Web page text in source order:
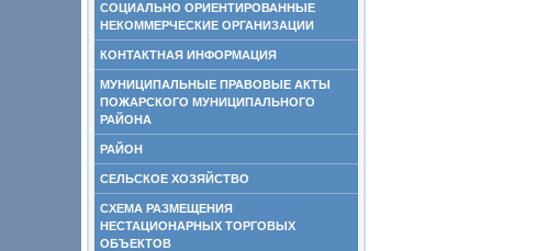
СОЦИАЛЬНО ОРИЕНТИРОВАННЫЕ
НЕКОММЕРЧЕСКИЕ ОРГАНИЗАЦИИ
КОНТАКТНАЯ ИНФОРМАЦИЯ
МУНИЦИПАЛЬНЫЕ ПРАВОВЫЕ АКТЫ
ПОЖАРСКОГО МУНИЦИПАЛЬНОГО
РАЙОНА
РАЙОН
СЕЛЬСКОЕ ХОЗЯЙСТВО
СХЕМА РАЗМЕЩЕНИЯ
НЕСТАЦИОНАРНЫХ ТОРГОВЫХ
ОБЪЕКТОВ